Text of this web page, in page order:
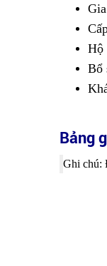
Hộ
Bổ
Bảng
Ghi chú: